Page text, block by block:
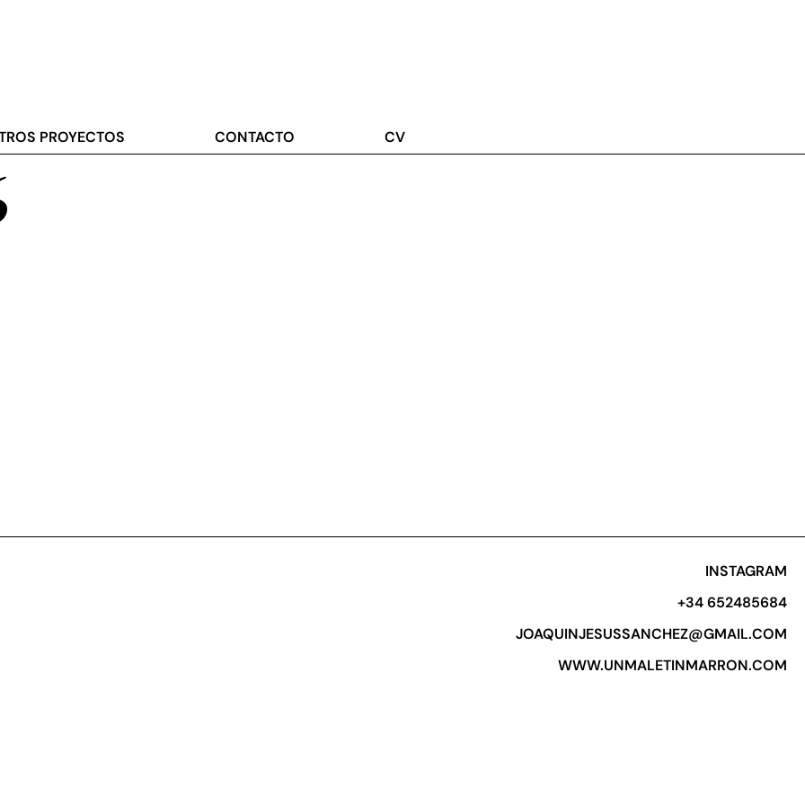
PROYECTOS CONTACTO CV
INSTAGRAM
+34 652485684​
JOAQUINJESUSSANCHEZ@GMAIL.COM
WWW.UNMALETINMARRON.COM​